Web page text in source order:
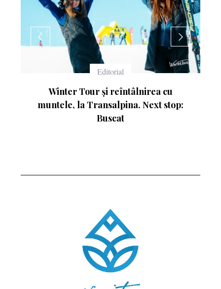
cu
Next stop:
Echipament
Ce înseamnă numerele de